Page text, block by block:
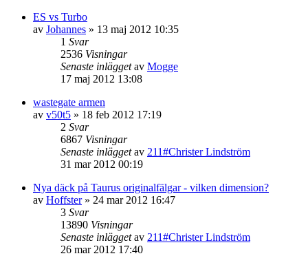
ES vs Turbo
av Johannes » 13 maj 2012 10:35
1 Svar
2536 Visningar
Senaste inläggetav Mogge
17 maj 2012 13:08
wastegate armen
av v50t5 » 18 feb 2012 17:19
2 Svar
6867 Visningar
Senaste inläggetav 211#Christer Lindström
31 mar 2012 00:19
Nya däck på Taurus originalfälgar - vilken dimension?
av Hoffster» 24 mar 2012 16:47
3 Svar
13890 Visningar
Senaste inläggetav 211#Christer Lindström
26 mar 2012 17:40